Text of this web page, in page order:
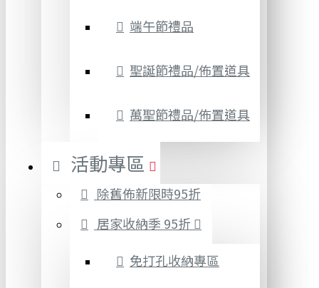
端午節禮品
聖誕節禮品/佈置道具
萬聖節禮品/佈置道具
活動專區
除舊佈新限時95折
居家收納季 95折
免打孔收納專區